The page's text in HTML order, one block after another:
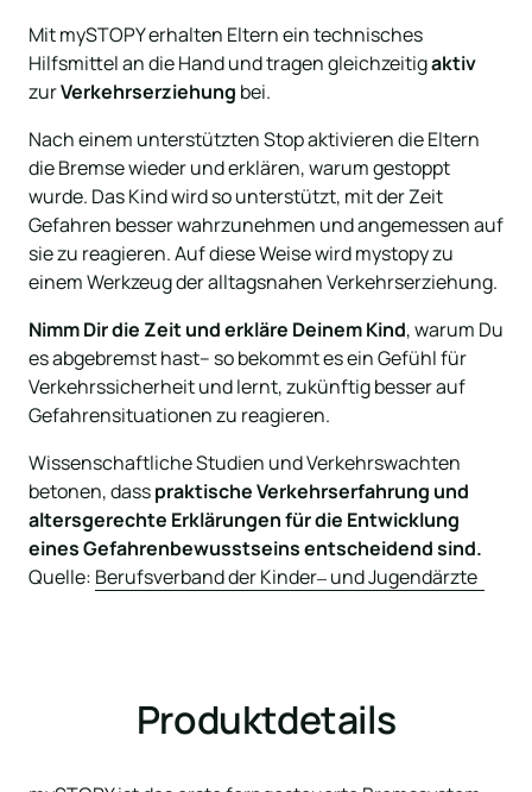
Mit mySTOPY erhalten Eltern ein technisches
Hilfsmittel an die Hand und tragen gleichzeitig
zur Verkehrserziehung bei.
Nach einem unterstützten Stop aktivieren die Eltern
die Bremse wieder und erklären, warum gestoppt
wurde. Das Kind wird so unterstützt, mit der Zeit
Gefahren besser wahrzunehmen und angemessen auf
sie zu reagieren. Auf diese Weise wird mystopy zu
einem Werkzeug der alltagsnahen Verkehrserziehung.
Nimm Dir die Zeit und erkläre Deinem Kind, warum Du
es abgebremst hast– so bekommt es ein Gefühl für
Verkehrssicherheit und lernt, zukünftig besser auf
Gefahrensituationen zu reagieren.
Wissenschaftliche Studien und Verkehrswachten
betonen, dass praktische Verkehrserfahrung und
altersgerechte Erklärungen für die Entwicklung
Quelle: Berufsverband der Kinder‒und
Produktdetails